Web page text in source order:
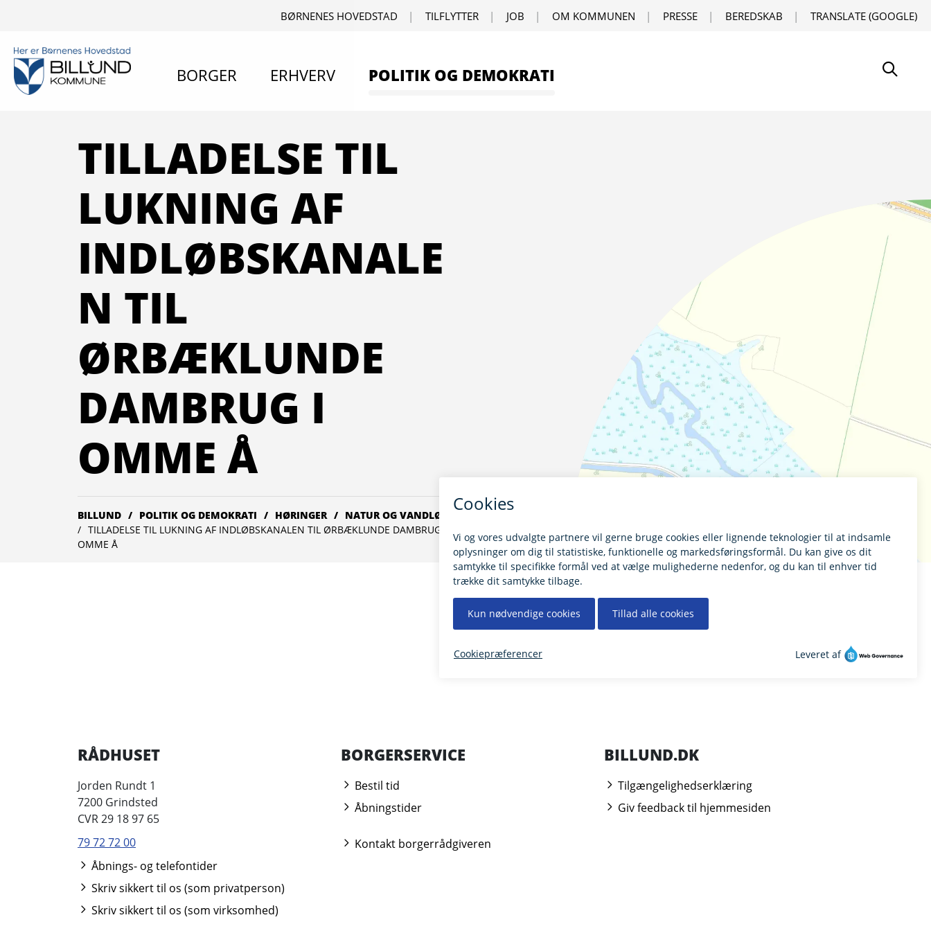
BØRNENES HOVEDSTAD TILFLYTTER JOB OM KOMMUNEN PRESSE BEREDSKAB TRANSLATE (GOOGLE)
BORGER ERHVERV POLITIK OG DEMOKRATI Søg
TILLADELSE TIL
LUKNING AF
INDLØBSKANALE
N TIL
ØRBÆKLUNDE
DAMBRUG I
OMME Å
BILLUND POLITIK OG DEMOKRATI HØRINGER
NATUR OG VANDLØB
TILLADELSE TIL LUKNING AF INDLØBSKANALEN TIL ØRBÆKLUNDE DAMBRUG I
OMME Å
RÅDHUSET
Jorden Rundt 1
7200 Grindsted
CVR 29 18 97 65
79 72 72 00
Åbnings- og telefontider
Skriv sikkert til os (som privatperson)
Skriv sikkert til os (som virksomhed)
BORGERSERVICE
Bestil tid
Åbningstider
Kontakt borgerrådgiveren
BILLUND.DK
Tilgængelighedserklæring
Giv feedback til hjemmesiden